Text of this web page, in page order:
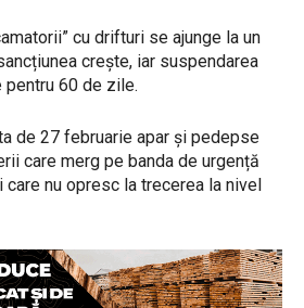
cu drifturi se ajunge la un
crește, iar suspendarea
60 de zile.
de 27 februarie apar și pedepse
care merg pe banda de urgență
nu opresc la trecerea la nivel